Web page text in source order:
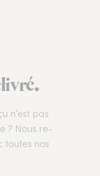
n’est pas
? Nous re-
toutes nos